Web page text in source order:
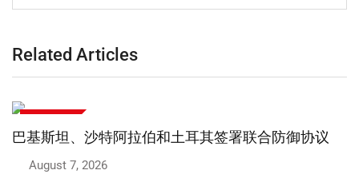
Related Articles
巴基斯坦、沙特阿拉伯和土耳其签署联合防御协议
August 7, 2026